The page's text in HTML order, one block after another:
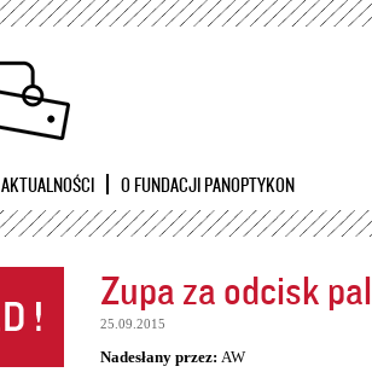
AKTUALNOŚCI O FUNDACJI PANOPTYKON
Zupa za odcisk
25.09.2015
Nadesłany przez: AW